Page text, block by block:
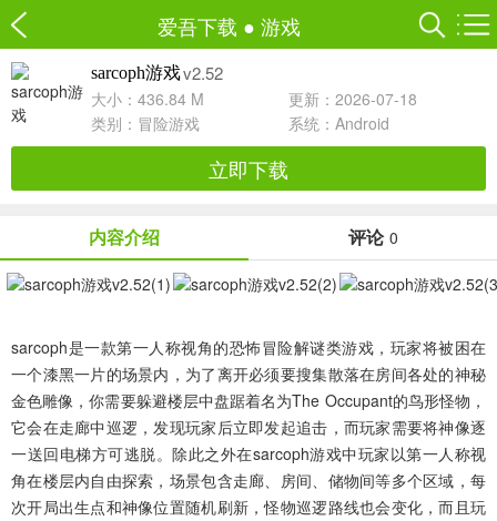
爱吾下载 ● 游戏
sarcoph游戏v2.52
大小：436.84 M
更新：2026-07-18
类别： 冒险游戏 系统：Android
立即下载
内容介绍 评论 0
sarcoph是一款第一人称视角的恐怖冒险解谜类游戏，玩家将被困在
一个漆黑一片的场景内，为了离开必须要搜集散落在房间各处的神秘
金色雕像，你需要躲避楼层中盘踞着名为The Occupant的鸟形怪物，
它会在走廊中巡逻，发现玩家后立即发起追击，而玩家需要将神像逐
一送回电梯方可逃脱。除此之外在sarcoph游戏中玩家以第一人称视
角在楼层内自由探索，场景包含走廊、房间、储物间等多个区域，每
次开局出生点和神像位置随机刷新，怪物巡逻路线也会变化，而且玩